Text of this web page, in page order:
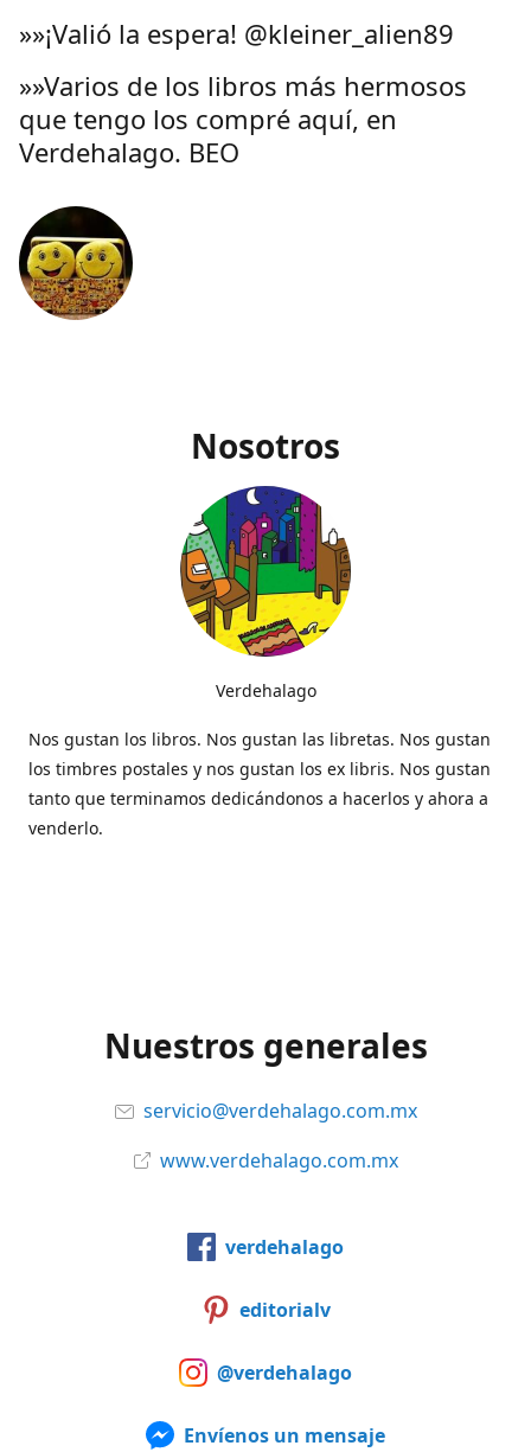
»»¡Valió la espera! @kleiner_alien89
»»Varios de los libros más hermosos
que tengo los compré aquí, en
Verdehalago. BEO
Nosotros
Verdehalago
Nos gustan los libros. Nos gustan las libretas. Nos gustan
los timbres postales y nos gustan los ex libris. Nos gustan
tanto que terminamos dedicándonos a hacerlos y ahora a
venderlo.
Nuestros generales
servicio@verdehalago.com.mx
www.verdehalago.com.mx
verdehalago
editorialv
@verdehalago
Envíenos un mensaje